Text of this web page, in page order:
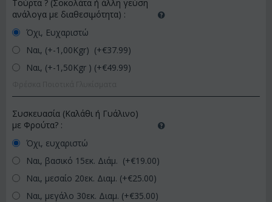
Τούρτα ? (Σοκολάτα ή άλλη γεύση
ανάλογα με διαθεσιμότητα) :
Όχι, Ευχαριστώ
Ναι, (+-1,00Kgr) (+€37.99)
Ναι, (+-1,50Kgr ) (+€49.99)
Συσκευασία (Καλάθι ή Γυάλινο)
με Φρούτα? :
Όχι, ευχαριστώ
Ναι, βασικό 15εκ. Διάμ. (+€19.00)
Ναι, μεσαίο 20εκ. Διαμ. (+€25.00)
Ναι, μεγάλο 30εκ. Διαμ. (+€35.00)